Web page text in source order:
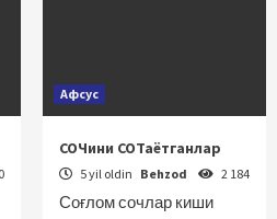
Афсус
СОЧини СОТаётганлар
5 yil oldin Behzod 2 184
Соғлом сочлар киши